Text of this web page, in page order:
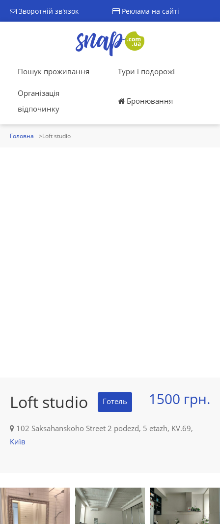
Зворотній зв'язок Реклама на сайті
Пошук проживання Тури і подорожі
Організація
відпочинку
Бронювання
Головна Loft studio
Loft studio Готель 1500 грн.
102 Saksahanskoho Street 2 podezd, 5 etazh, KV.69,
Київ